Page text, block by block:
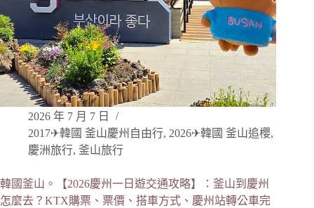
2026 年 7 月 7 日
2017✈韓國 釜山慶州自由行, 2026✈韓國 釜山追櫻,
慶洲旅行, 釜山旅行
韓國釜山。【2026慶州一日遊交通攻略】：釜山到慶州
怎麼去？KTX購票、票價、搭車方式、慶州站轉公車完